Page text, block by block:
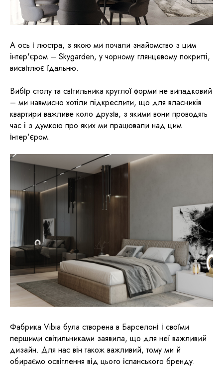
А ось і люстра, з якою ми почали знайомство з цим
інтер'єром – Skygarden, у чорному глянцевому покритті,
висвітлює їдальню.
Вибір столу та світильника круглої форми не випадковий
– ми навмисно хотіли підкреслити, що для власників
квартири важливе коло друзів, з якими вони проводять
час і з думкою про яких ми працювали над цим
інтер'єром.
Фабрика Vibia була створена в Барселоні і своїми
першими світильниками заявила, що для неї важливий
дизайн. Для нас він також важливий, тому ми й
обираємо освітлення від цього іспанського бренду.